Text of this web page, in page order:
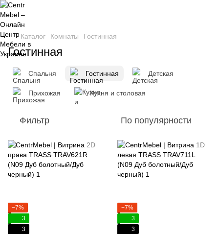
Каталог Комнаты Гостинная
Гостинная
Спальня Гостинная Детская
Прихожая Кухня и столовая
Фильтр По популярности
−7%
3
3
−7%
3
3